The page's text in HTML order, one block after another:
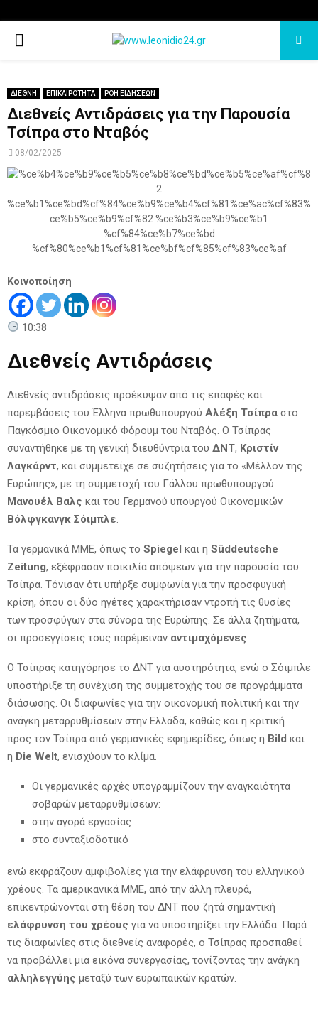
PRIMARY
ΔΙΕΘΝΗ ΕΠΙΚΑΙΡΟΤΗΤΑ ΡΟΗ ΕΙΔΗΣΕΩΝ
Διεθνείς Αντιδράσεις για την Παρουσία
Τσίπρα στο Νταβός
08/02/2025
Κοινοποίηση
10:38
Διεθνείς Αντιδράσεις
Διεθνείς αντιδράσεις προέκυψαν από τις επαφές και
παρεμβάσεις του Έλληνα πρωθυπουργού Αλέξη Τσίπρα στο
Παγκόσμιο Οικονομικό Φόρουμ του Νταβός. Ο Τσίπρας
συναντήθηκε με τη γενική διευθύντρια του ΔΝΤ, Κριστίν
Λαγκάρντ, και συμμετείχε σε συζητήσεις για το «Μέλλον της
Ευρώπης», με τη συμμετοχή του Γάλλου πρωθυπουργού
Μανουέλ Βαλς και του Γερμανού υπουργού Οικονομικών
Βόλφγκανγκ Σόιμπλε
Τα γερμανικά ΜΜΕ, όπως το Spiegel και η Süddeutsche
Zeitung, εξέφρασαν ποικιλία απόψεων για την παρουσία του
Τσίπρα. Τόνισαν ότι υπήρξε συμφωνία για την προσφυγική
κρίση, όπου οι δύο ηγέτες χαρακτήρισαν ντροπή τις θυσίες
των προσφύγων στα σύνορα της Ευρώπης. Σε άλλα ζητήματα,
οι προσεγγίσεις τους παρέμειναν αντιμαχόμενες
Ο Τσίπρας κατηγόρησε το ΔΝΤ για αυστηρότητα, ενώ ο Σόιμπλε
υποστήριξε τη συνέχιση της συμμετοχής του σε προγράμματα
διάσωσης. Οι διαφωνίες για την οικονομική πολιτική και την
ανάγκη μεταρρυθμίσεων στην Ελλάδα, καθώς και η κριτική
προς τον Τσίπρα από γερμανικές εφημερίδες, όπως η Bild και
η Die Welt, ενισχύουν το κλίμα.
Οι γερμανικές αρχές υπογραμμίζουν την αναγκαιότητα
σοβαρών μεταρρυθμίσεων:
στην αγορά εργασίας
στο συνταξιοδοτικό
ενώ εκφράζουν αμφιβολίες για την ελάφρυνση του ελληνικού
χρέους. Τα αμερικανικά ΜΜΕ, από την άλλη πλευρά,
επικεντρώνονται στη θέση του ΔΝΤ που ζητά σημαντική
ελάφρυνση του χρέους για να υποστηρίξει την Ελλάδα. Παρά
τις διαφωνίες στις διεθνείς αναφορές, ο Τσίπρας προσπαθεί
να προβάλλει μια εικόνα συνεργασίας, τονίζοντας την ανάγκη
αλληλεγγύης μεταξύ των ευρωπαϊκών κρατών.